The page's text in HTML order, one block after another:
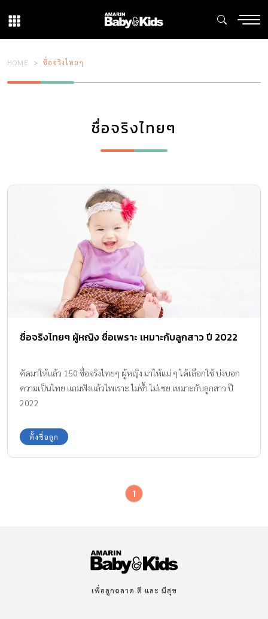
HOME ชื่อจริงไทยๆ
ชื่อจริงไทยๆ
ชื่อจริงไทยๆ ผู้หญิง ชื่อเพราะ เหมาะกับลูกสาว ปี 2022
คัดมาให้แล้ว 150 ชื่อจริงไทยๆ ผู้หญิง มาให้แม่ ๆ ได้เลือกใช้ บ่งบอก
ความเป็นไทย แถมฟังแล้วไพเราะ ไม่ซ้ำ ไม่เชย เหมาะกับลูกสาว ปี
2022
ตั้งชื่อลูก
1
เพื่อลูกฉลาด ดี และ มีสุข